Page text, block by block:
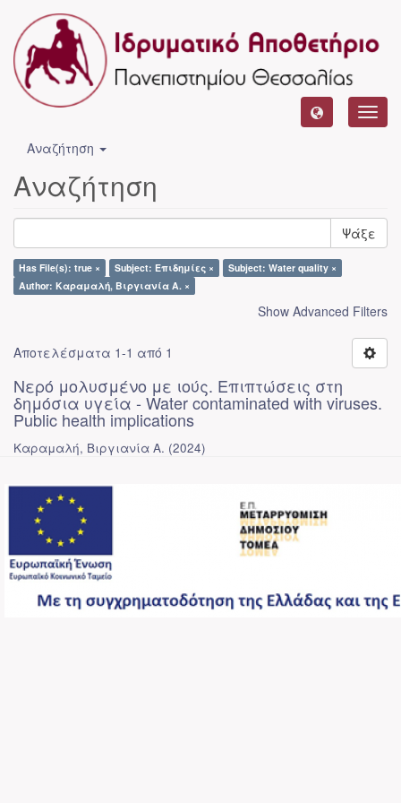
Αναζήτηση
Αναζήτηση
Ψάξε
Has File(s): true × Subject: Επιδημίες ×
Subject: Water quality ×
Author: Καραμαλή, Βιργιανία Α. ×
Show Advanced Filters
Αποτελέσματα 1-1 από 1
Νερό μολυσμένο με ιούς. Επιπτώσεις στη
δημόσια υγεία - Water contaminated with viruses.
Public health implications
Καραμαλή, Βιργιανία Α. (2024)